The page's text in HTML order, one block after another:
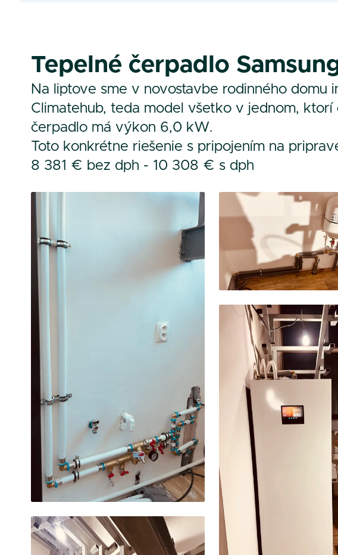
Tepelné čerpadlo
Na liptove sme v novostavbe rodinného domu
Climatehub, teda model všetko v jednom,
čerpadlo má výkon 6,0 kW.
Toto konkrétne riešenie s pripojením na
8 381 € bez dph - 10 308 € s dph